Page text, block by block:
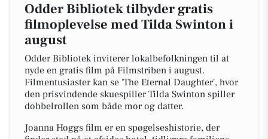
Odder Bibliotek tilbyder gratis
filmoplevelse med Tilda Swinton i
august
Odder Bibliotek inviterer lokalbefolkningen til at
nyde en gratis film på Filmstriben i august.
Filmentusiaster kan se 'The Eternal Daughter', hvor
den prisvindende skuespiller Tilda Swinton spiller
dobbelrollen som både mor og datter.
Joanna Hoggs film er en spøgelseshistorie, der